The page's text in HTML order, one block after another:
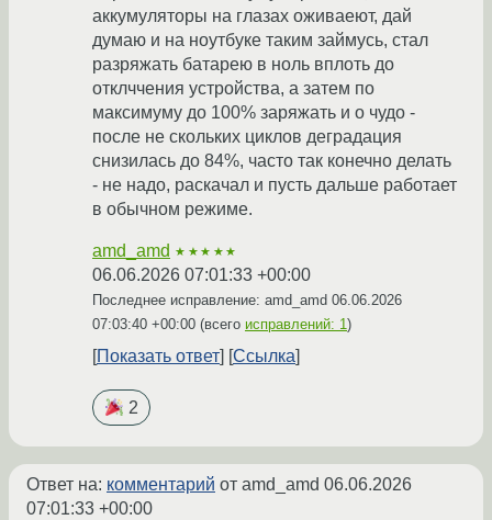
аккумуляторы на глазах оживаеют, дай
думаю и на ноутбуке таким займусь, стал
разряжать батарею в ноль вплоть до
отклччения устройства, а затем по
максимуму до 100% заряжать и о чудо -
после не скольких циклов деградация
снизилась до 84%, часто так конечно делать
- не надо, раскачал и пусть дальше работает
в обычном режиме.
amd_amd ★★★★★
06.06.2026 07:01:33 +00:00
Последнее исправление: amd_amd 06.06.2026
07:03:40 +00:00 (всего исправлений: 1)
Показать ответ Ссылка
2
Ответ на: комментарий от amd_amd 06.06.2026
07:01:33 +00:00